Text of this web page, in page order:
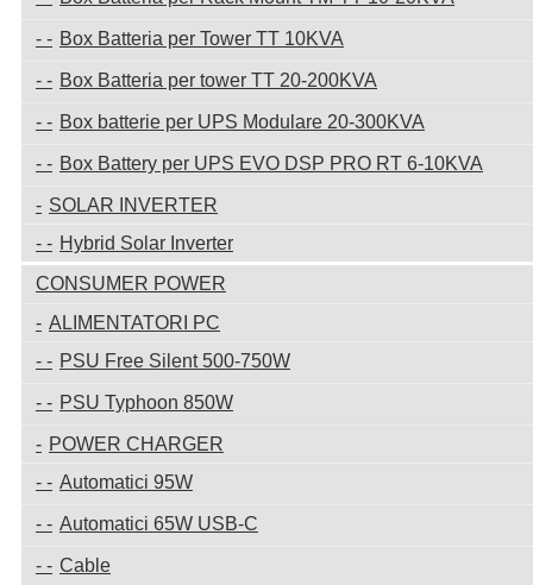
Box Batteria per Tower TT 10KVA
Box Batteria per tower TT 20-200KVA
Box batterie per UPS Modulare 20-300KVA
Box Battery per UPS EVO DSP PRO RT 6-10KVA
SOLAR INVERTER
Hybrid Solar Inverter
CONSUMER POWER
ALIMENTATORI PC
PSU Free Silent 500-750W
PSU Typhoon 850W
POWER CHARGER
Automatici 95W
Automatici 65W USB-C
Cable